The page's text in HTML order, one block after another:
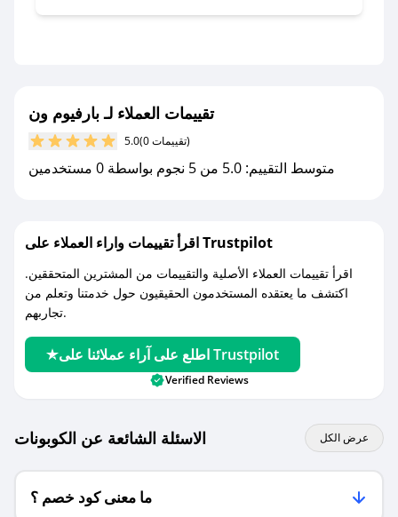
مع صحصح، تسوق بذكاء ووفّر على كل مشترياتك مع
تقييمات العملاء لـ بارفيوم ون
5.0 (0 تقييمات)
متوسط التقييم: 5.0 من 5 نجوم بواسطة 0 مستخدمين
اقرأ تقييمات واراء العملاء على Trustpilot
اقرأ تقييمات العملاء الأصلية والتقييمات من المشترين المتحققين.
اكتشف ما يعتقده المستخدمون الحقيقيون حول خدمتنا وتعلم من
تجاربهم.
اطلع على آراء عملائنا على Trustpilot
Verified Reviews
الاسئلة الشائعة عن الكوبونات عرض الكل
ما معنى كود خصم ؟